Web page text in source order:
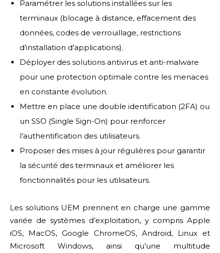
Paramétrer les solutions installées sur les
terminaux (blocage à distance, effacement des
données, codes de verrouillage, restrictions
d’installation d’applications).
Déployer des solutions antivirus et anti-malware
pour une protection optimale contre les menaces
en constante évolution.
Mettre en place une double identification (2FA) ou
un SSO (Single Sign-On) pour renforcer
l’authentification des utilisateurs.
Proposer des mises à jour régulières pour garantir
la sécurité des terminaux et améliorer les
fonctionnalités pour les utilisateurs.
Les solutions UEM prennent en charge une gamme
variée de systèmes d’exploitation, y compris Apple
iOS, MacOS, Google ChromeOS, Android, Linux et
Microsoft Windows, ainsi qu’une multitude